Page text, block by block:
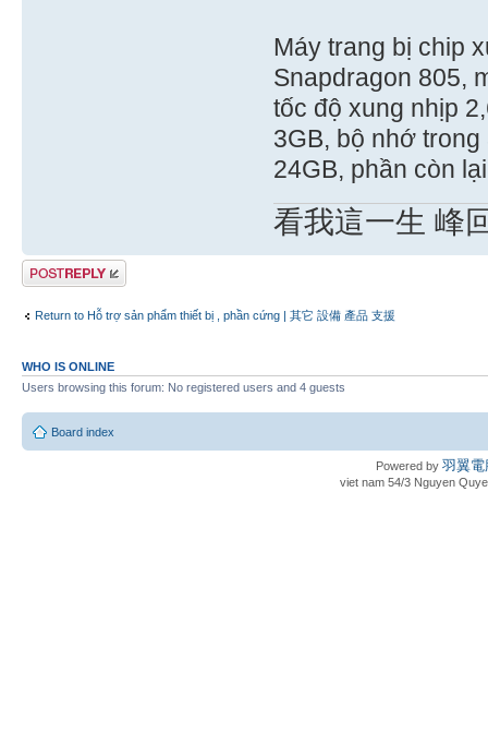
Máy trang bị chip
Snapdragon 805,
tốc độ xung nhịp
3GB, bộ nhớ
24GB, phần còn
看我這一生 峰
Post a reply
Return to Hỗ trợ sản phẩm thiết bị , phần cứng | 其它 設備 產品 支援
WHO IS ONLINE
Users browsing this forum: No registered users and 4 guests
Board index
Powered by 羽翼電
viet nam 54/3 Nguyen